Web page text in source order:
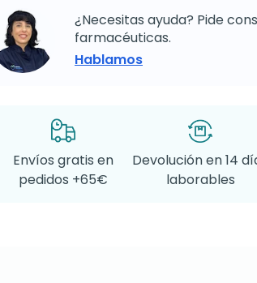
¿Necesitas ayuda? Pide
farmacéuticas.
Hablamos
Envíos gratis en
pedidos +65€
Devolución en 14
laborables